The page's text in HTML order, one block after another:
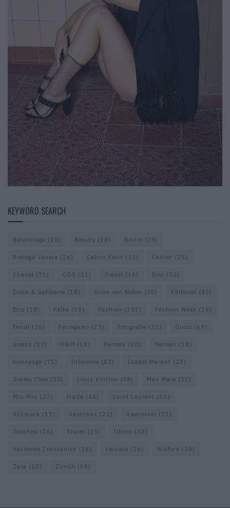
KEYWORD SEARCH
Balenciaga (20) Beauty (18) Berlin (29)
Bottega Veneta (26) Calvin Klein (22) Cartier (25)
Chanel (71) COS (21) Diesel (16) Dior (52)
Dolce & Gabbana (18) Dries van Noten (20) Editorial (42)
Etro (18) Falke (35) Fashion (103) Fashion Week (19)
Fendi (26) Ferragamo (27) Fotografie (22) Gucci (69)
Guess (17) H&M (18) Hermes (20) Hermès (18)
homepage (71) Interview (82) Isabel Marant (23)
Jimmy Choo (20) Louis Vuitton (58) Max Mara (30)
Miu Miu (27) Prada (44) Saint Laurent (30)
Schmuck (17) Sportmax (22) Swarovski (23)
Taschen (16) Travel (23) Uhren (33)
Vacheron Constantin (16) Versace (26) Wolford (20)
Zara (18) Zürich (38)